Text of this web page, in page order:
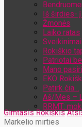
Iš širdies-
Žmonės
Laiko ratas
Sveikinimai
Rokiškio
Patriotai
Mano
EKO
Patirk čia…
Aš/Mes –
RRMT:
Gimtasis Rokiškis
Markelio mirties